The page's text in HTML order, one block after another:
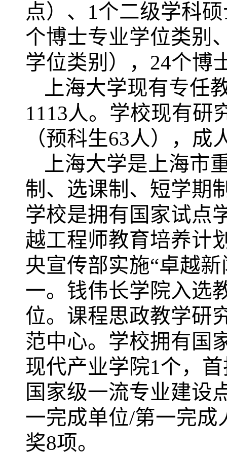
点）、1个二级学科
个博士专业学位类别
学位类别），24个博
上海大学现有专任
1113人。学校现有研
（预科生63人），成
上海大学是上海市
制、选课制、短学期
学校是拥有国家试点
越工程师教育培养计
央宣传部实施“卓越
一。钱伟长学院入选
位。课程思政教学研
范中心。学校拥有国
现代产业学院1个，
国家级一流专业建设
一完成单位/第一完
奖8项。